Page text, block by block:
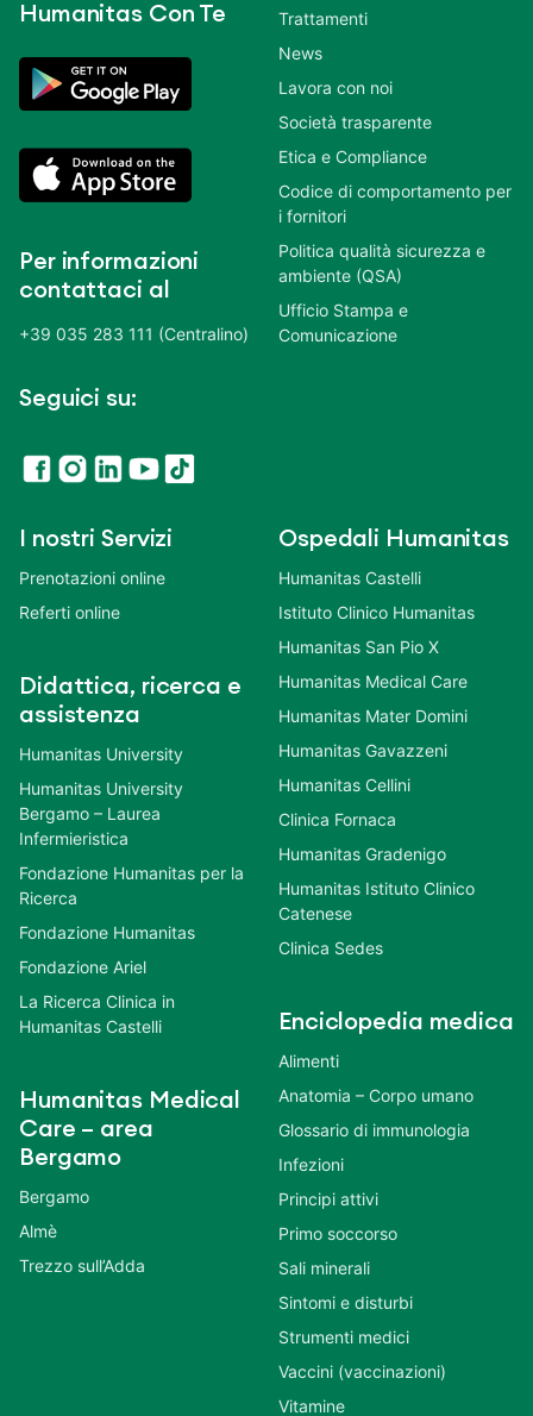
Humanitas Con Te
Per informazioni
contattaci al
+39 035 283 111 (Centralino)
Seguici su:
Trattamenti
News
Lavora con noi
Società trasparente
Etica e Compliance
Codice di comportamento per
i fornitori
Politica qualità sicurezza e
ambiente (QSA)
Ufficio Stampa e
Comunicazione
I nostri Servizi
Prenotazioni online
Referti online
Didattica, ricerca e
assistenza
Humanitas University
Humanitas University
Bergamo – Laurea
Infermieristica
Fondazione Humanitas per la
Ricerca
Fondazione Humanitas
Fondazione Ariel
La Ricerca Clinica in
Humanitas Castelli
Humanitas Medical
Care – area
Bergamo
Bergamo
Almè
Trezzo sull’Adda
Ospedali Humanitas
Humanitas Castelli
Istituto Clinico Humanitas
Humanitas San Pio X
Humanitas Medical Care
Humanitas Mater Domini
Humanitas Gavazzeni
Humanitas Cellini
Clinica Fornaca
Humanitas Gradenigo
Humanitas Istituto Clinico
Catenese
Clinica Sedes
Enciclopedia medica
Alimenti
Anatomia – Corpo umano
Glossario di immunologia
Infezioni
Principi attivi
Primo soccorso
Sali minerali
Sintomi e disturbi
Strumenti medici
Vaccini (vaccinazioni)
Vitamine